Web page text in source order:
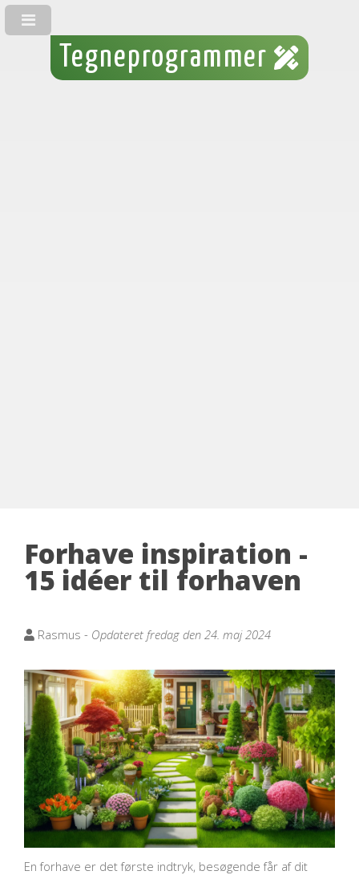
Tegneprogrammer
Forhave inspiration -
15 idéer til forhaven
Rasmus - Opdateret fredag den 24. maj 2024
En forhave er det første indtryk, besøgende får af dit